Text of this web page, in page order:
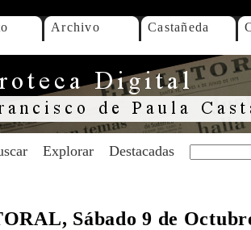
Archivo Castañeda
Explorar Destacadas
Sábado 9 de